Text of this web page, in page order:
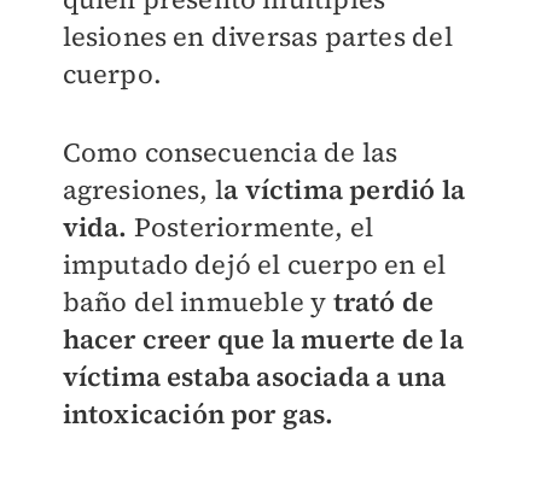
lesiones en diversas partes del
cuerpo.
Como consecuencia de las
agresiones, la víctima perdió la
vida. Posteriormente, el
imputado dejó el cuerpo en el
baño del inmueble y trató de
hacer creer que la muerte de la
víctima estaba asociada a una
intoxicación por gas.